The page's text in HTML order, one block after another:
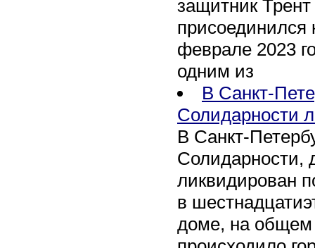
защитник
присоединился
феврале 2023
одним из
В Санкт-
Солидарности
В Санкт-
Солидарности,
ликвидирован
в
доме, на общем